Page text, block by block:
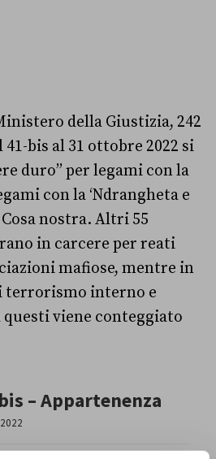
della Giustizia, 242
bis al 31 ottobre 2022 si
duro” per legami con la
con la ‘Ndrangheta e
nostra. Altri 55
in carcere per reati
mafiose, mentre in
terrorismo interno e
viene conteggiato